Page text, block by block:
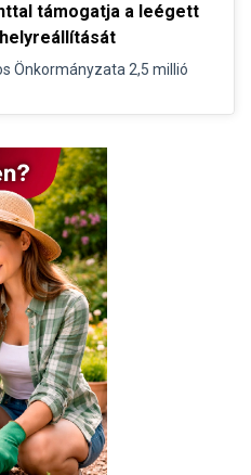
támogatja a leégett
Önkormányzata 2,5 millió